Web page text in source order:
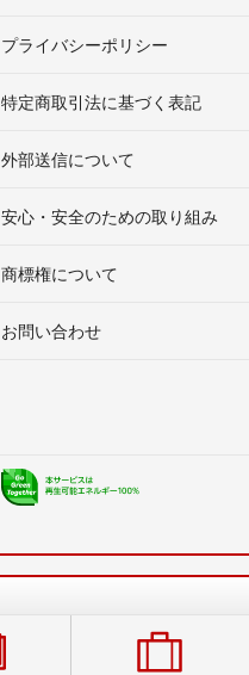
プライバシーポリシー
特定商取引法に基づく表記
外部送信について
安心・安全のための取り組み
商標権について
お問い合わせ